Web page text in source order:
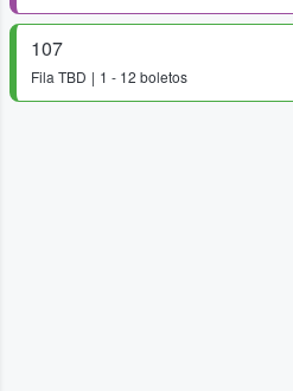
107
Fila TBD 1 - 12 boletos